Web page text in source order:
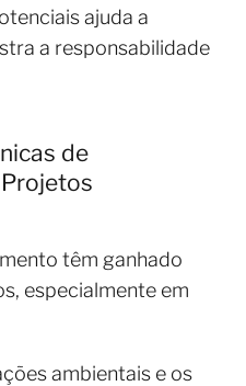
ajuda a
a responsabilidade
de
têm ganhado
especialmente em
ambientais e os